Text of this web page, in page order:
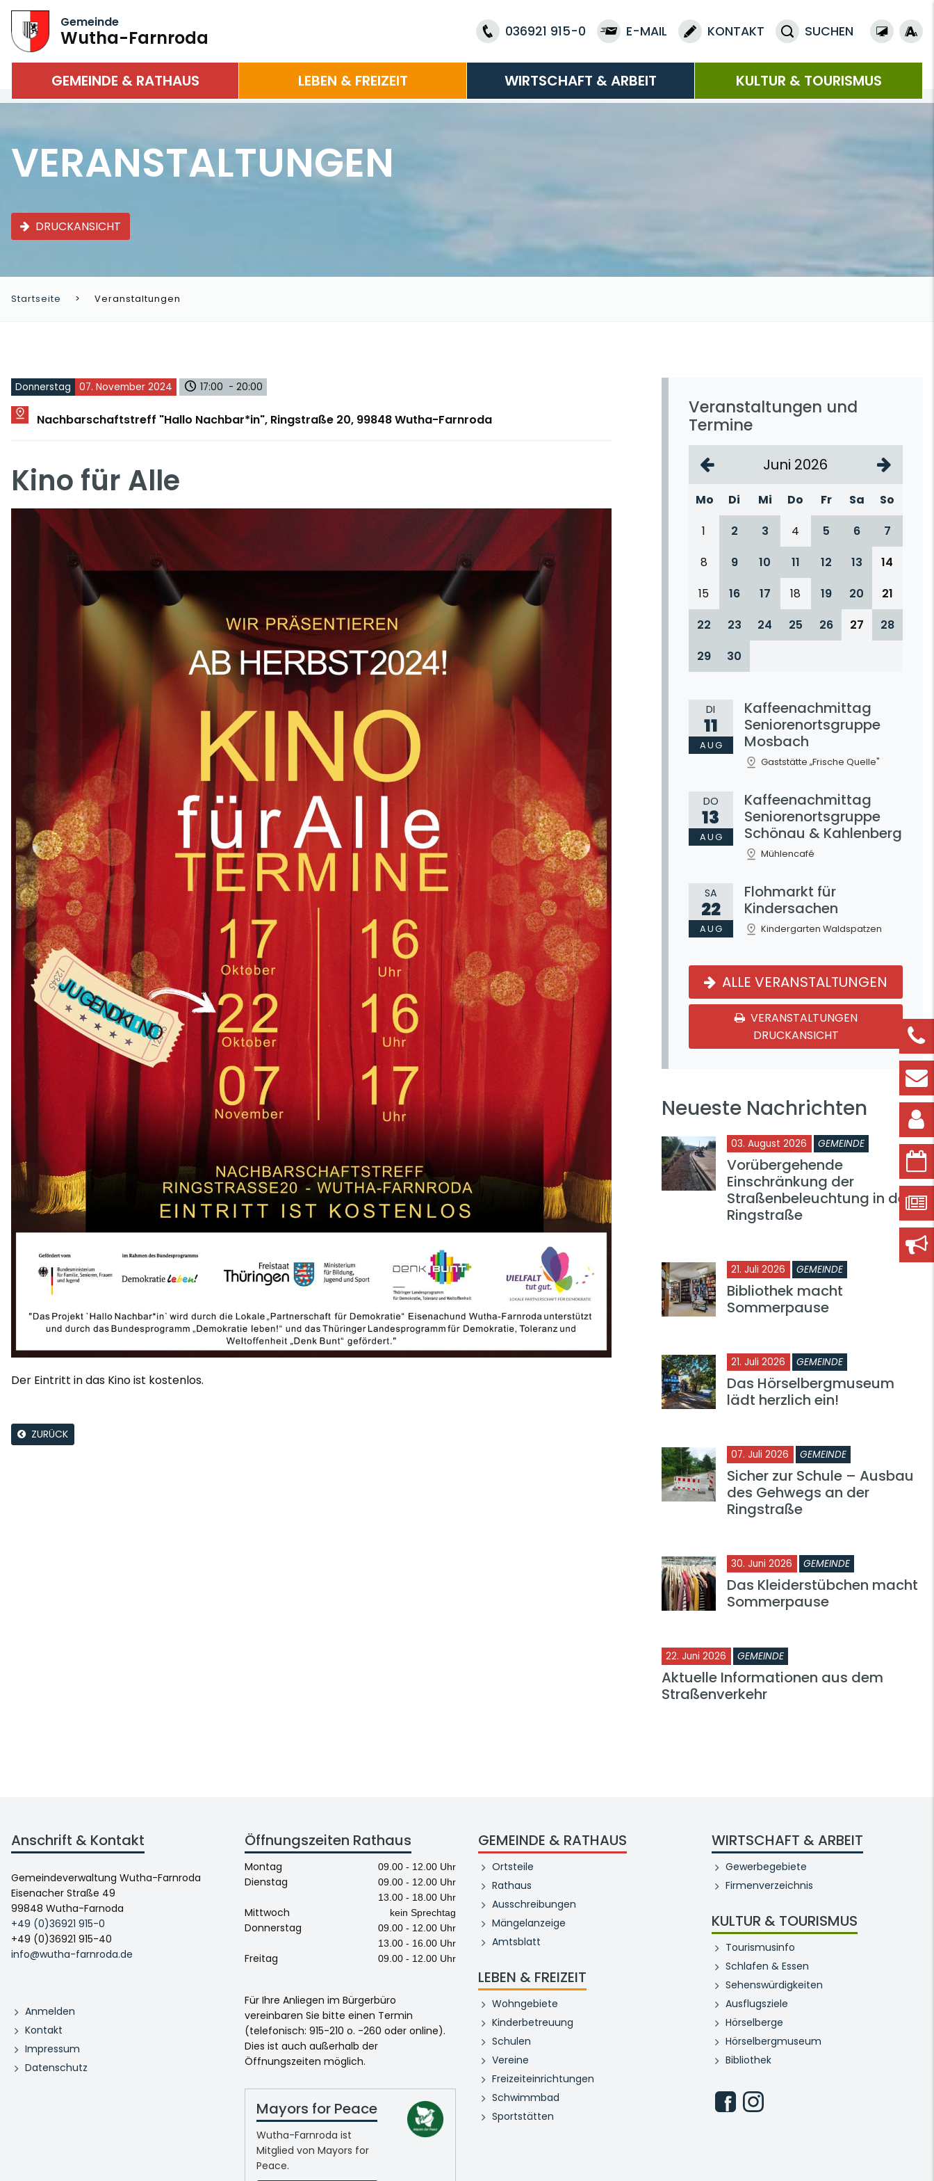
Gemeinde
Wutha-Farnroda 036921 915-0 E-MAIL KONTAKT SUCHEN
GEMEINDE & RATHAUS LEBEN & FREIZEIT WIRTSCHAFT & ARBEIT KULTUR & TOURISMUS
VERANSTALTUNGEN
DRUCKANSICHT
Startseite Veranstaltungen
Donnerstag 07. November 2024 17:00 - 20:00
Nachbarschaftstreff "Hallo Nachbar*in", Ringstraße 20, 99848 Wutha-Farnroda
Kino für Alle
Der Eintritt in das Kino ist kostenlos.
ZURÜCK
Veranstaltungen und
Termine
Juni 2026
Mo Di Mi Do Fr Sa
So
1
2 3 4 5 6
7
8
9 10 11 12 13
14
15
16 17 18 19 20
21
22
23 24 25 26 27
28
29
30
DI
11
AUG
Kaffeenachmittag
Seniorenortsgruppe
Mosbach
Gaststätte „Frische Quelle"
DO
13
AUG
Kaffeenachmittag
Seniorenortsgruppe
Schönau & Kahlenberg
Mühlencafé
SA
22
AUG
Flohmarkt für
Kindersachen
Kindergarten Waldspatzen
ALLE VERANSTALTUNGEN
VERANSTALTUNGEN
DRUCKANSICHT
Neueste Nachrichten
03. August 2026 GEMEINDE
Vorübergehende
Einschränkung der
Straßenbeleuchtung in der
Ringstraße
21. Juli 2026 GEMEINDE
Bibliothek macht
Sommerpause
21. Juli 2026 GEMEINDE
Das Hörselbergmuseum
lädt herzlich ein!
07. Juli 2026 GEMEINDE
Sicher zur Schule – Ausbau
des Gehwegs an der
Ringstraße
30. Juni 2026 GEMEINDE
Das Kleiderstübchen macht
Sommerpause
22. Juni 2026 GEMEINDE
Aktuelle Informationen aus dem
Straßenverkehr
Anschrift & Kontakt
Gemeindeverwaltung Wutha-Farnroda
Eisenacher Straße 49
99848 Wutha-Farnoda
+49 (0)36921 915-0
+49 (0)36921 915-40
info@wutha-farnroda.de
Anmelden
Kontakt
Impressum
Datenschutz
Öffnungszeiten Rathaus
Montag 09.00 - 12.00 Uhr
Dienstag
09.00 - 12.00 Uhr
13.00 - 18.00 Uhr
Mittwoch kein Sprechtag
Donnerstag
09.00 - 12.00 Uhr
13.00 - 16.00 Uhr
Freitag 09.00 - 12.00 Uhr
Für Ihre Anliegen im Bürgerbüro
vereinbaren Sie bitte einen Termin
(telefonisch: 915-210 o. -260 oder online).
Dies ist auch außerhalb der
Öffnungszeiten möglich.
Mayors for Peace
Wutha-Farnroda ist
Mitglied von Mayors for
Peace.
GEMEINDE & RATHAUS
Ortsteile
Rathaus
Ausschreibungen
Mängelanzeige
Amtsblatt
LEBEN & FREIZEIT
Wohngebiete
Kinderbetreuung
Schulen
Vereine
Freizeiteinrichtungen
Schwimmbad
Sportstätten
WIRTSCHAFT & ARBEIT
Gewerbegebiete
Firmenverzeichnis
KULTUR & TOURISMUS
Tourismusinfo
Schlafen & Essen
Sehenswürdigkeiten
Ausflugsziele
Hörselberge
Hörselbergmuseum
Bibliothek